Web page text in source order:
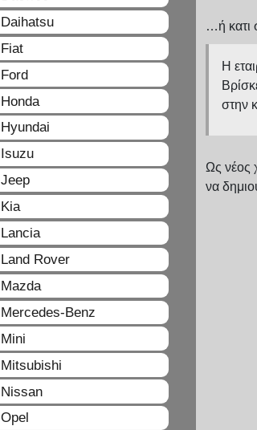
…ή κατι
Η
στην
Ως νέος
να
Daihatsu
Fiat
Ford
Honda
Hyundai
Isuzu
Jeep
Kia
Lancia
Land Rover
Mazda
Mercedes-Benz
Mini
Mitsubishi
Nissan
Opel